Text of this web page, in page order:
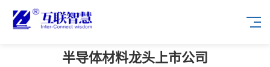
半导体材料龙头上市公司